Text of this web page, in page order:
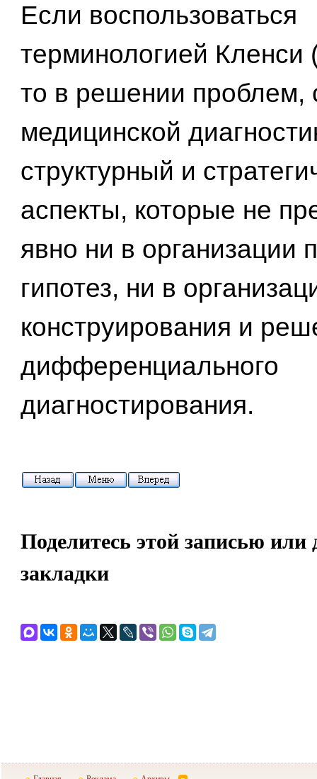
Если воспользоваться
терминологией Кленси
то в решении проблем,
медицинской
структурный и
аспекты, которые не
явно ни в организации
гипотез, ни в
конструирования и
дифференциального
диагностирования.
Поделитесь этой записью или
закладки